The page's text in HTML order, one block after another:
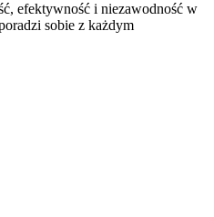
efektywność i niezawodność w
sobie z każdym